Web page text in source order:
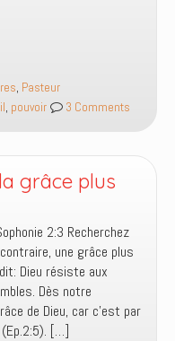
, Pasteur
, pouvoir 3 Comments
grâce plus
2:3 Recherchez
une grâce plus
Dieu résiste aux
Dès notre
de Dieu, car c’est par
[…]